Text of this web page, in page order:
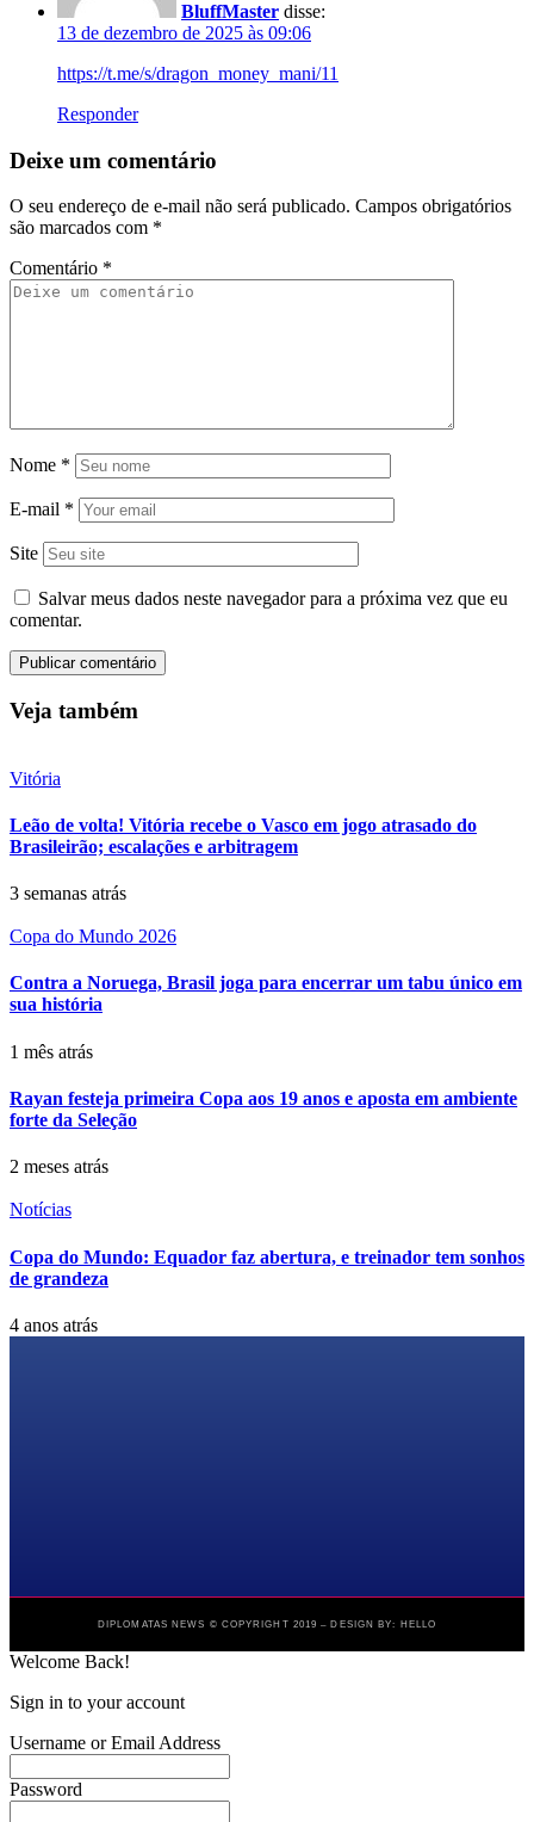
BluffMaster disse:
13 de dezembro de 2025 às 09:06
https://t.me/s/dragon_money_mani/11
Responder
Deixe um comentário
O seu endereço de e-mail não será publicado. Campos obrigatórios
são marcados com *
Comentário *
Nome *
E-mail *
Site
Salvar meus dados neste navegador para a próxima vez que eu
comentar.
Veja também
Vitória
Leão de volta! Vitória recebe o Vasco em jogo atrasado do
Brasileirão; escalações e arbitragem
3 semanas atrás
Copa do Mundo 2026
Contra a Noruega, Brasil joga para encerrar um tabu único em
sua história
1 mês atrás
Rayan festeja primeira Copa aos 19 anos e aposta em ambiente
forte da Seleção
2 meses atrás
Notícias
Copa do Mundo: Equador faz abertura, e treinador tem sonhos
de grandeza
4 anos atrás
DIPLOMATAS NEWS © COPYRIGHT 2019 – DESIGN BY: HELLO
Welcome Back!
Sign in to your account
Username or Email Address
Password